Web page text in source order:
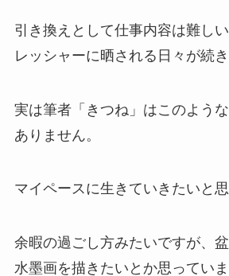
引き換えとして仕事内容は難し
レッシャーに晒される日々が続き
実は筆者「きつね」はこのよう
ありません。
マイペースに生きていきたいと思
余暇の過ごし方みたいですが、盆
水墨画を描きたいとか思っていま